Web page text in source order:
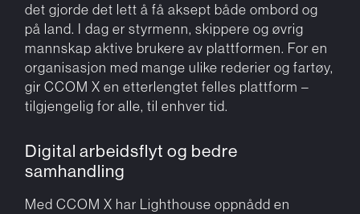
det gjorde det lett å få aksept både ombord og
på land. I dag er styrmenn, skippere og øvrig
mannskap aktive brukere av plattformen. For en
organisasjon med mange ulike rederier og fartøy,
gir CCOM X en etterlengtet felles plattform –
tilgjengelig for alle, til enhver tid.
Digital arbeidsflyt og bedre
samhandling
Med CCOM X har Lighthouse oppnådd en